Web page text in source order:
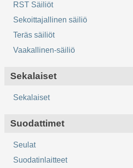
RST Säiliöt
Sekoittajallinen säiliö
Teräs säiliöt
Vaakallinen-säiliö
Sekalaiset
Sekalaiset
Suodattimet
Seulat
Suodatinlaitteet